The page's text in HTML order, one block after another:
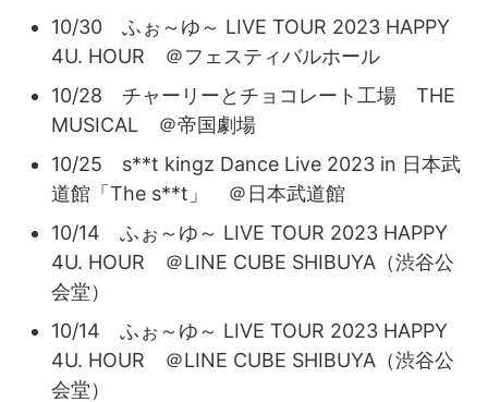
10/30 ふぉ～ゆ～ LIVE TOUR 2023 HAPPY
4U. HOUR ＠フェスティバルホール
10/28 チャーリーとチョコレート工場 THE
MUSICAL ＠帝国劇場
10/25 s**t kingz Dance Live 2023 in 日本武
道館「The s**t」 ＠日本武道館
10/14 ふぉ～ゆ～ LIVE TOUR 2023 HAPPY
4U. HOUR ＠LINE CUBE SHIBUYA（渋谷公
会堂）
10/14 ふぉ～ゆ～ LIVE TOUR 2023 HAPPY
4U. HOUR ＠LINE CUBE SHIBUYA（渋谷公
会堂）